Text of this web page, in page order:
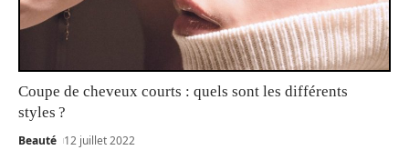
Coupe de cheveux courts : quels sont les différents
styles ?
Beauté 12 juillet 2022